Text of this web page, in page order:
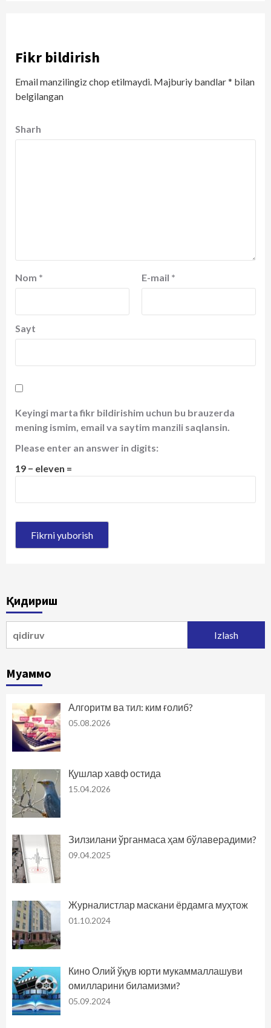
Fikr bildirish
Email manzilingiz chop etilmaydi. Majburiy bandlar* bilan
belgilangan
Sharh
Nom * E-mail *
Sayt
Keyingi marta fikr bildirishim uchun bu brauzerda
mening ismim, email va saytim manzili saqlansin.
Please enter an answer in digits:
19 − eleven =
Қидириш
Муаммо
Алгоритм ва тил: ким ғолиб?
05.08.2026
Қушлар хавф остида
15.04.2026
Зилзилани ўрганмаса ҳам бўлаверадими?
09.04.2025
Журналистлар маскани ёрдамга муҳтож
01.10.2024
Кино Олий ўқув юрти мукаммаллашуви
омилларини биламизми?
05.09.2024